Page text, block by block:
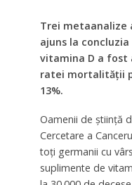
Trei metaanalize
ajuns la
vitamina D a fost
ratei mortalității
13%.
Oamenii de știință
Cercetare a
toți germanii cu
suplimente de